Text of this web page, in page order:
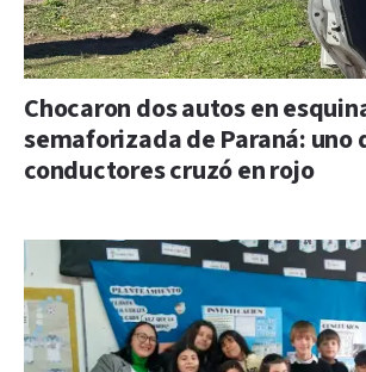
Chocaron dos autos en
semaforizada de Paraná: uno
conductores cruzó en rojo